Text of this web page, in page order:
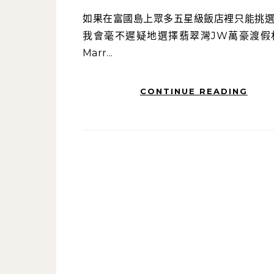
如果在富國島上眾多五星級飯店裡只能挑選一家，
我會毫不遲疑地選擇翡翠灣JW萬豪渡
Marr...
CONTINUE READING